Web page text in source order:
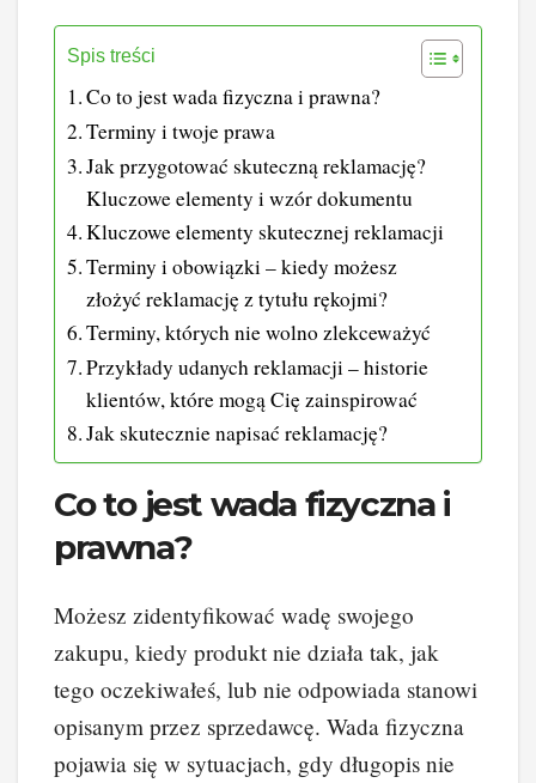
Spis treści
Co to jest wada fizyczna i prawna?
Terminy i twoje prawa
Jak przygotować skuteczną reklamację?
Kluczowe elementy i wzór dokumentu
Kluczowe elementy skutecznej reklamacji
Terminy i obowiązki – kiedy możesz
złożyć reklamację z tytułu rękojmi?
Terminy, których nie wolno zlekceważyć
Przykłady udanych reklamacji – historie
klientów, które mogą Cię zainspirować
Jak skutecznie napisać reklamację?
Co to jest wada fizyczna i
prawna?
Możesz zidentyfikować wadę swojego
zakupu, kiedy produkt nie działa tak, jak
tego oczekiwałeś, lub nie odpowiada stanowi
opisanym przez sprzedawcę. Wada fizyczna
pojawia się w sytuacjach, gdy długopis nie